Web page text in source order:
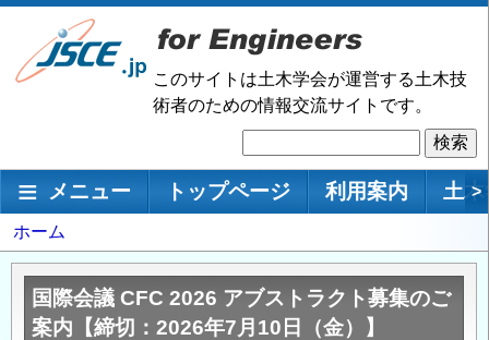
メ
ン
移
このサイトは土木学会が運営する土木技
術者のための情報交流サイトです。
索
メインナビゲーション
メニュー トップページ 利用案内 土 >
パ
ン
く
ず
ホーム
国際会議 CFC 2026 アブストラクト募集のご
案内【締切：2026年7月10日（金）】